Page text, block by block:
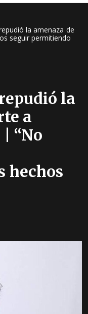
la amenaza de
seguir permitiendo
la
a
“No
hechos